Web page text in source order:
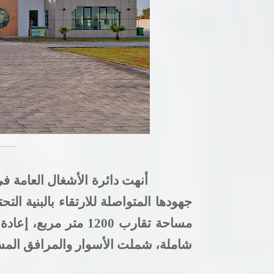
أنهت دائرة الأشغال
جهودها المتواصلة للارتقاء بالبنية
مساحة تقارب 1200
شاملة، شملت الأسوار والمرافق